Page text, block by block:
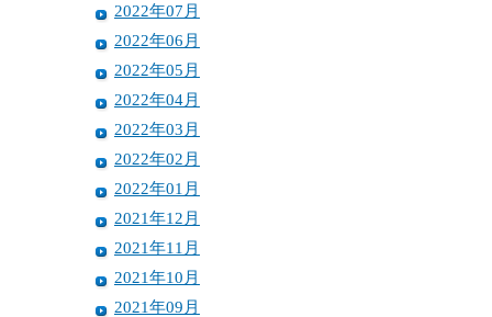
2022年07月
2022年06月
2022年05月
2022年04月
2022年03月
2022年02月
2022年01月
2021年12月
2021年11月
2021年10月
2021年09月